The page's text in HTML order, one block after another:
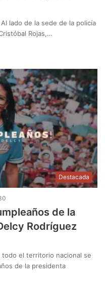
lado de la sede de la policía
Rojas,…
Destacada
de la
Rodríguez
todo el territorio nacional se
de la presidenta